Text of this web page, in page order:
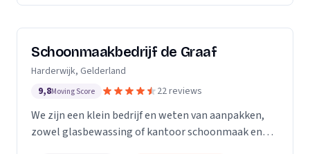
Schoonmaakbedrijf de Graaf
Harderwijk, Gelderland
9,8Moving Score 22 reviews
We zijn een klein bedrijf en weten van aanpakken,
zowel glasbewassing of kantoor schoonmaak en